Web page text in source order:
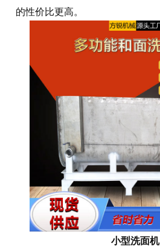
的性价比更高。
小型洗面机